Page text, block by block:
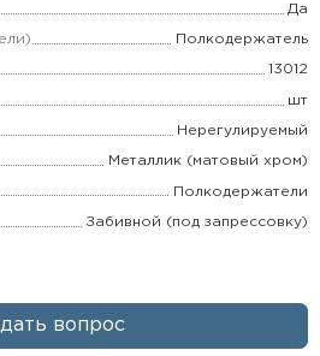
Да
Полкодержатель
13012
шт
Нерегулируемый
Металлик (матовый хром)
Полкодержатели
Забивной (под запрессовку)
вопрос